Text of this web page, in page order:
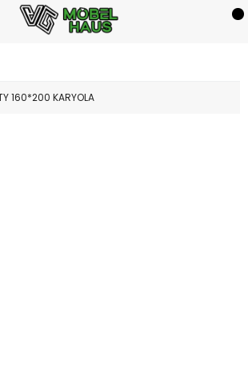
160*200 KARYOLA